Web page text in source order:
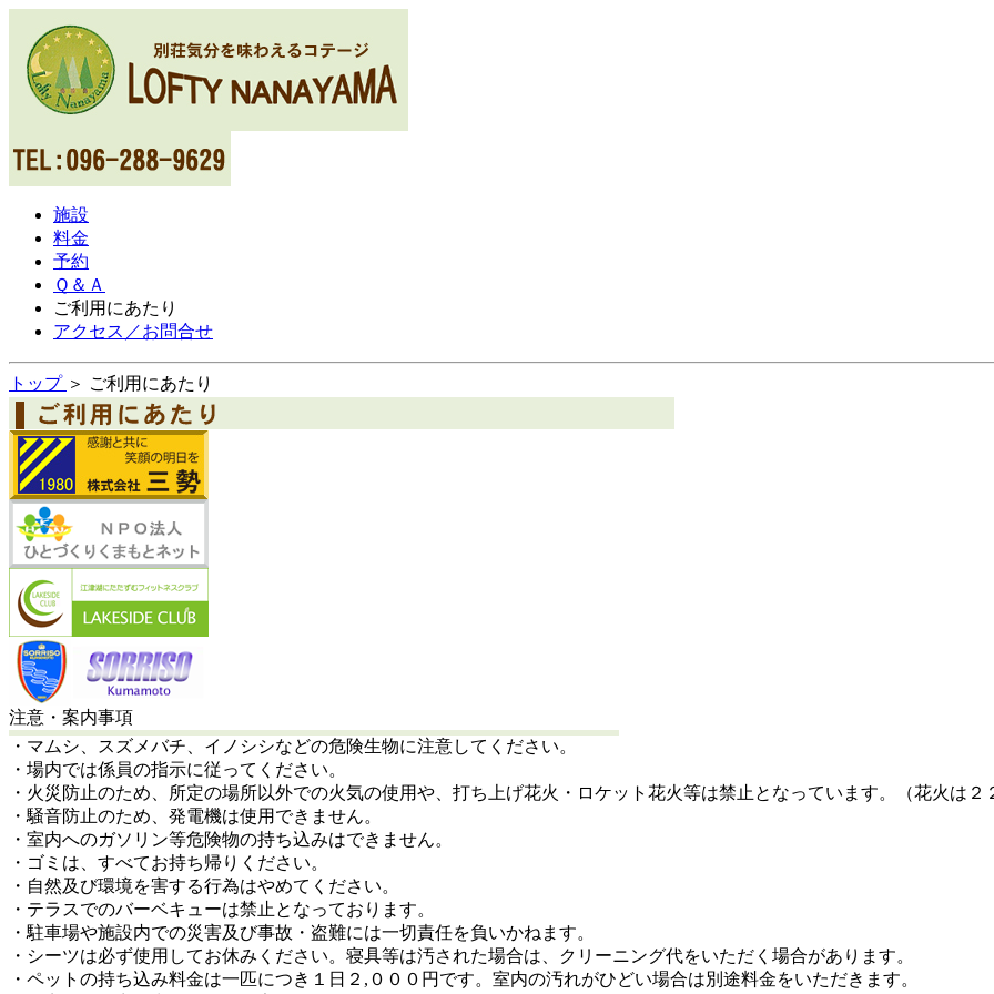
施設
料金
予約
Ｑ＆Ａ
ご利用にあたり
アクセス／お問合せ
トップ ＞ ご利用にあたり
注意・案内事項
・マムシ、スズメバチ、イノシシなどの危険生物に注意してください。
・場内では係員の指示に従ってください。
・火災防止のため、所定の場所以外での火気の使用や、打ち上げ花火・ロケット花火等は禁止となっています。（花火は２
・騒音防止のため、発電機は使用できません。
・室内へのガソリン等危険物の持ち込みはできません。
・ゴミは、すべてお持ち帰りください。
・自然及び環境を害する行為はやめてください。
・テラスでのバーベキューは禁止となっております。
・駐車場や施設内での災害及び事故・盗難には一切責任を負いかねます。
・シーツは必ず使用してお休みください。寝具等は汚された場合は、クリーニング代をいただく場合があります。
・ペットの持ち込み料金は一匹につき１日２,０００円です。室内の汚れがひどい場合は別途料金をいただきます。